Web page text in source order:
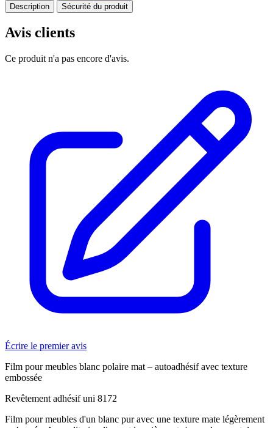
Description Sécurité du produit
Avis clients
Ce produit n'a pas encore d'avis.
Écrire le premier avis
Film pour meubles blanc polaire mat – autoadhésif avec texture
embossée
Revêtement adhésif uni 8172
Film pour meubles d'un blanc pur avec une texture mate légèrement